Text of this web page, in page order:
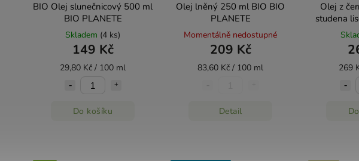
BIO Olej slunečnicový 500 ml
BIO PLANETE
Skladem (4 ks)
149 Kč
29,80 Kč / 100 ml
Do košíku
Olej lněný 250 ml BIO BIO
PLANETE
Momentálně nedostupné
209 Kč
83,60 Kč / 100 ml
Detail
Olej z
studena
269